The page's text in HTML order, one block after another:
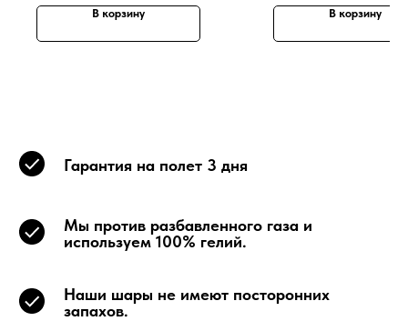
В корзину В корзину
Гарантия на полет 3 дня
Мы против разбавленного газа и
используем 100% гелий.
Наши шары не имеют посторонних
запахов.